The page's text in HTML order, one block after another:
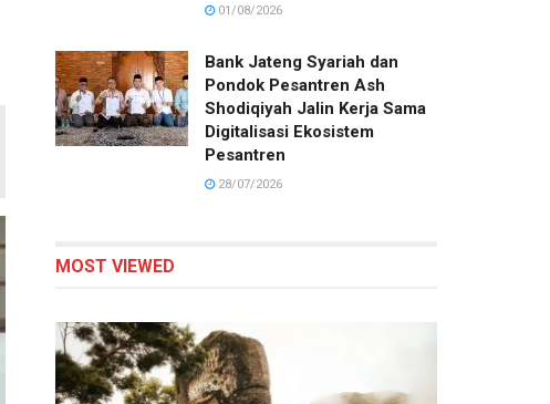
01/08/2026
Bank Jateng Syariah dan
Pondok Pesantren Ash
Shodiqiyah Jalin Kerja Sama
Digitalisasi Ekosistem
Pesantren
28/07/2026
MOST VIEWED